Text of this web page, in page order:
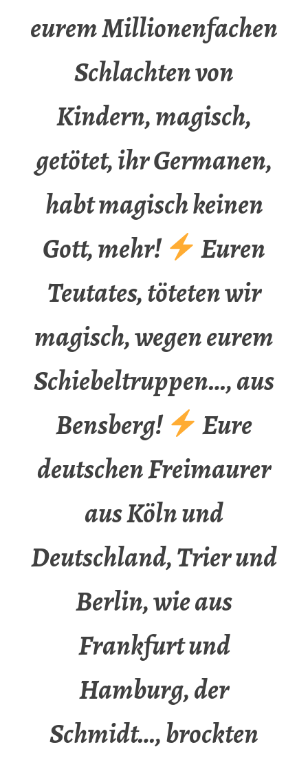
eurem Millionenfachen
Schlachten von
Kindern, magisch,
getötet, ihr Germanen,
habt magisch keinen
Gott, mehr!
Euren
Teutates, töteten wir
magisch, wegen eurem
Schiebeltruppen…, aus
Bensberg!
Eure
deutschen Freimaurer
aus Köln und
Deutschland, Trier und
Berlin, wie aus
Frankfurt und
Hamburg, der
Schmidt…, brockten